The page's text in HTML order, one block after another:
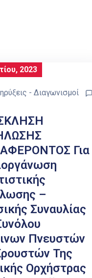
2023
- Διαγωνισμοί
Για
–
Συναυλίας
Πνευστών
Της
Ορχήστρας